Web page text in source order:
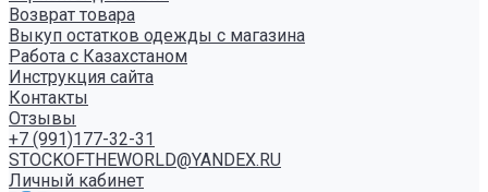
Возврат товара
Выкуп остатков одежды с магазина
Работа с Казахстаном
Инструкция сайта
Контакты
Отзывы
+7 (991)177-32-31
STOCKOFTHEWORLD@YANDEX.RU
Личный кабинет